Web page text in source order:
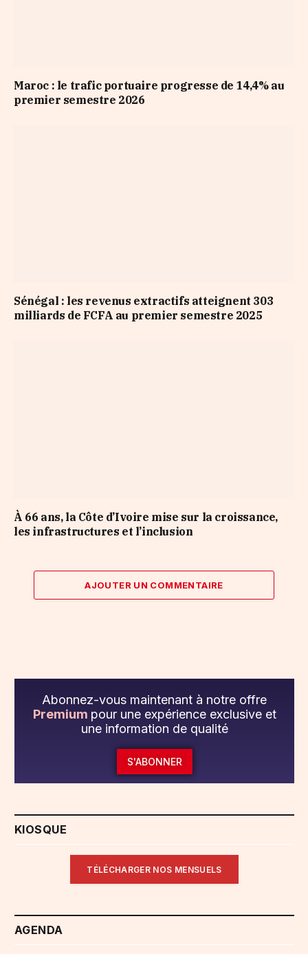
Maroc : le trafic portuaire progresse de 14,4% au
premier semestre 2026
Sénégal : les revenus extractifs atteignent 303
milliards de FCFA au premier semestre 2025
À 66 ans, la Côte d’Ivoire mise sur la croissance,
les infrastructures et l’inclusion
AJOUTER UN COMMENTAIRE
Abonnez-vous maintenant à notre offre
Premium pour une expérience exclusive et
une information de qualité
S'ABONNER
KIOSQUE
TÉLÉCHARGER NOS MENSUELS
AGENDA